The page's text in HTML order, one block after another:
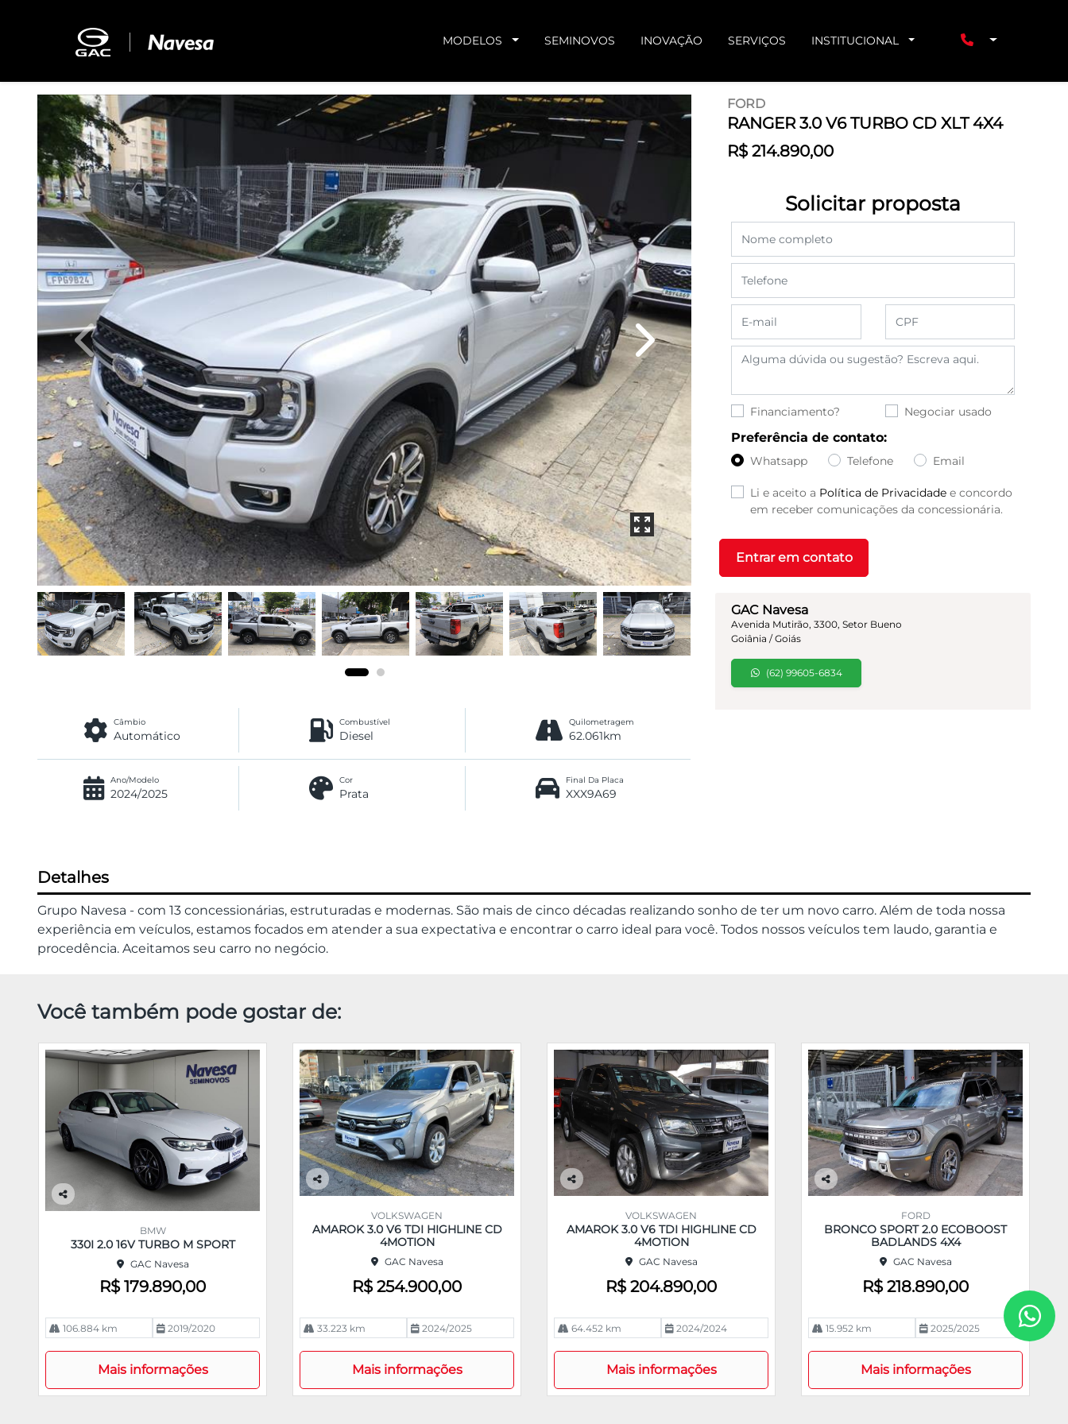
MODELOS SEMINOVOS INOVAÇÃO SERVIÇOS INSTITUCIONAL
FORD
RANGER 3.0 V6 TURBO CD XLT 4X4
R$ 214.890,00
GAC Navesa
Avenida Mutirão, 3300, Setor Bueno
Goiânia / Goiás
(62) 99605-6834
Solicitar proposta
Financiamento? Negociar usado
Preferência de contato:
Whatsapp Telefone Email
Li e aceito a Política de Privacidade e concordo
em receber comunicações da concessionária.
Entrar em contato
Previous Next
Câmbio
Automático
Combustível
Diesel
Quilometragem
62.061km
Ano/Modelo
2024/2025
Cor
Prata
Final Da Placa
XXX9A69
Detalhes
Grupo Navesa - com 13 concessionárias, estruturadas e modernas. São mais de cinco décadas realizando sonho de ter um novo carro. Além de toda nossa
experiência em veículos, estamos focados em atender a sua expectativa e encontrar o carro ideal para você. Todos nossos veículos tem laudo, garantia e
procedência. Aceitamos seu carro no negócio.
Você também pode gostar de:
Co
BMW
330I 2.0 16V TURBO M SPORT
GAC Navesa
R$ 179.890,00
106.884 km 2019/2020
Mais informações
Co
pa
rtil
VOLKSWAGEN
AMAROK 3.0 V6 TDI HIGHLINE CD
4MOTION
GAC Navesa
R$ 254.900,00
33.223 km 2024/2025
Mais informações
Co
pa
rtil
VOLKSWAGEN
AMAROK 3.0 V6 TDI HIGHLINE CD
4MOTION
GAC Navesa
R$ 204.890,00
64.452 km 2024/2024
Mais informações
Co
pa
rtil
FORD
BRONCO SPORT 2.0 ECOBOOST
BADLANDS 4X4
GAC Navesa
R$ 218.890,00
15.952 km 2025/2025
Mais informações